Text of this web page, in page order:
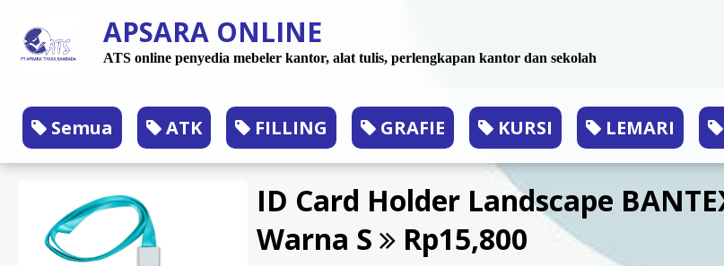
APSARA ONLINE
ATS online penyedia mebeler kantor, alat tulis, perlengkapan kantor dan sekolah
Semua ATK FILLING GRAFIE KURSI LEMARI
ID Card Holder Landscape
Warna S
Rp15,800